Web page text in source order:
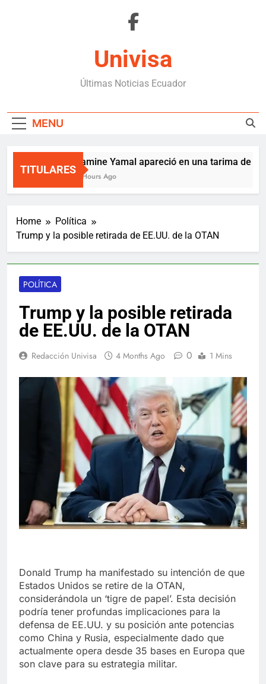
Univisa
Últimas Noticias Ecuador
MENU
TITULARES
Lamine Yamal apareció en una tarima de
3 Hours Ago
Home
Política
Trump y la posible retirada de EE.UU. de la OTAN
POLÍTICA
Trump y la posible retirada
de EE.UU. de la OTAN
Redacción Univisa 4 Months Ago 0 1 Mins
Donald Trump ha manifestado su intención de que
Estados Unidos se retire de la OTAN,
considerándola un ‘tigre de papel’. Esta decisión
podría tener profundas implicaciones para la
defensa de EE.UU. y su posición ante potencias
como China y Rusia, especialmente dado que
actualmente opera desde 35 bases en Europa que
son clave para su estrategia militar.